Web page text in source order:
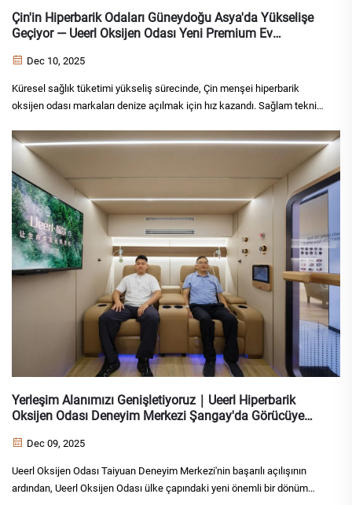
Çin'in Hiperbarik Odaları Güneydoğu Asya'da Yükselişe
Geçiyor — Ueerl Oksijen Odası Yeni Premium Ev
Dec 10, 2025
Küresel sağlık tüketimi yükseliş sürecinde, Çin menşei hiperbarik
oksijen odası markaları denize açılmak için hız kazandı. Sağlam teknik
Yerleşim Alanımızı Genişletiyoruz｜Ueerl Hiperbarik
Oksijen Odası Deneyim Merkezi Şangay'da Görücüye
Dec 09, 2025
Ueerl Oksijen Odası Taiyuan Deneyim Merkezi'nin başarılı açılışının
ardından, Ueerl Oksijen Odası ülke çapındaki yeni önemli bir dönüm